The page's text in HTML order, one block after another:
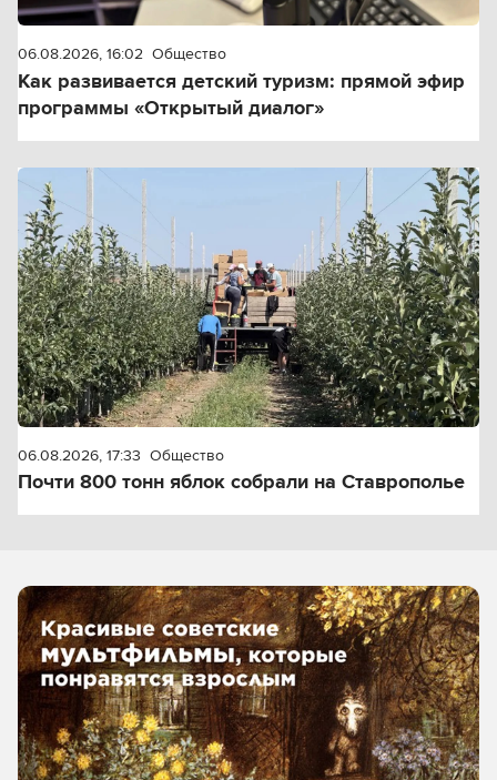
06.08.2026, 16:02 Общество
Как развивается детский туризм: прямой эфир
программы «Открытый диалог»
06.08.2026, 17:33 Общество
Почти 800 тонн яблок собрали на Ставрополье